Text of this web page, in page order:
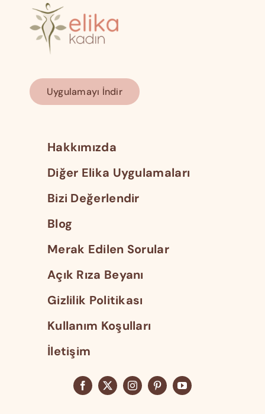
Uygulamayı İndir
Hakkımızda
Diğer Elika Uygulamaları
Bizi Değerlendir
Blog
Merak Edilen Sorular
Açık Rıza Beyanı
Gizlilik Politikası
Kullanım Koşulları
İletişim